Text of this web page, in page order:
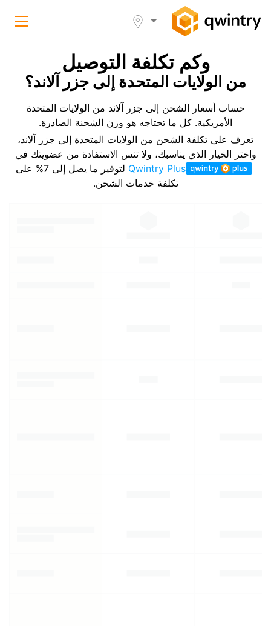
وكم تكلفة التوصيل
من الولايات المتحدة إلى جزر آلاند؟
حساب أسعار الشحن إلى جزر آلاند من الولايات المتحدة
الأمريكية. كل ما تحتاجه هو وزن الشحنة الصادرة.
تعرف على تكلفة الشحن من الولايات المتحدة إلى جزر آلاند،
واختر الخيار الذي يناسبك، ولا تنس الاستفادة من عضويتك في
Qwintry Plus
لتوفير ما يصل إلى 7% على
تكلفة خدمات الشحن.